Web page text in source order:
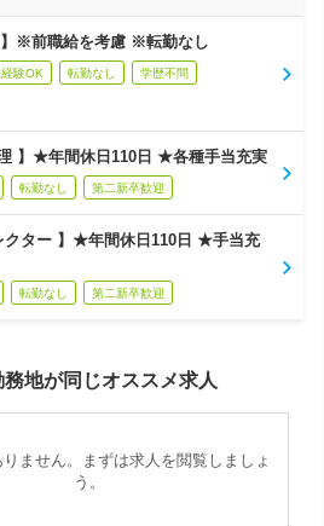
※前職給を考慮 ※転勤なし
験OK 転勤なし 学歴不問
】★年間休日110日 ★各種手当充実
転勤なし 第二新卒歓迎
クター 】★年間休日110日 ★手当充
転勤なし 第二新卒歓迎
地が同じオススメ求人
ません。まずは求人を閲覧しましょ
う。